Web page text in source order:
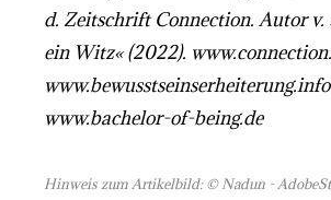
d. Zeitschrift Connection. Autor v.
ein Witz« (2022).
www.bachelor-of-being.de
Hinweis zum Artikelbild: © Nadun -